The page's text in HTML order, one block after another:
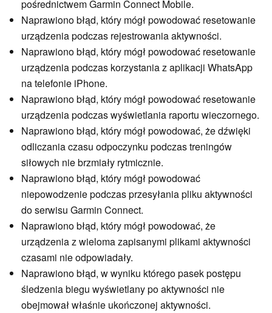
pośrednictwem Garmin Connect Mobile.
Naprawiono błąd, który mógł powodować resetowanie
urządzenia podczas rejestrowania aktywności.
Naprawiono błąd, który mógł powodować resetowanie
urządzenia podczas korzystania z aplikacji WhatsApp
na telefonie iPhone.
Naprawiono błąd, który mógł powodować resetowanie
urządzenia podczas wyświetlania raportu wieczornego.
Naprawiono błąd, który mógł powodować, że dźwięki
odliczania czasu odpoczynku podczas treningów
siłowych nie brzmiały rytmicznie.
Naprawiono błąd, który mógł powodować
niepowodzenie podczas przesyłania pliku aktywności
do serwisu Garmin Connect.
Naprawiono błąd, który mógł powodować, że
urządzenia z wieloma zapisanymi plikami aktywności
czasami nie odpowiadały.
Naprawiono błąd, w wyniku którego pasek postępu
śledzenia biegu wyświetlany po aktywności nie
obejmował właśnie ukończonej aktywności.